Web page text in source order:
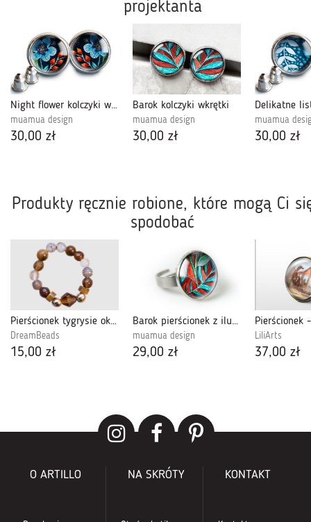
projektanta
Night flower kolczyki wkrętki
muamua design
30,00 zł
Barok kolczyki wkrętki
muamua design
30,00 zł
muamua
30,00 zł
Produkty ręcznie robione, które mogą Ci
spodobać
Pierścionek tygrysie oko większy
DreamBeads
15,00 zł
Barok pierścionek z ilustracją
muamua design
29,00 zł
LiliArts
37,00 zł
O ARTILLO NA SKRÓTY KONTAKT